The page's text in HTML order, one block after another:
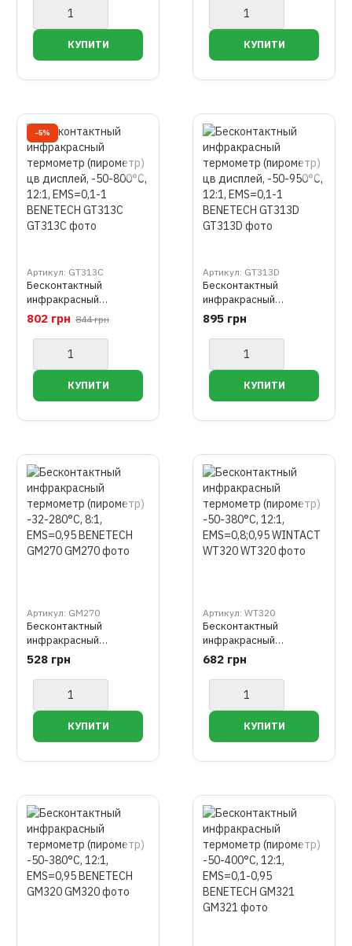
BENETECH GT313A
BENETECH GT313B
−5%
Артикул: GT313C
Бесконтактный
инфракрасный
термометр (пирометр)
цв дисплей, -50-800°C,
12:1, EMS=0,1-1
BENETECH GT313C
802 грн 844 грн
Артикул: GT313D
Бесконтактный
инфракрасный
термометр (пирометр)
цв дисплей, -50-950°C,
12:1, EMS=0,1-1
BENETECH GT313D
895 грн
Артикул: GM270
Бесконтактный
инфракрасный
термометр (пирометр)
-32-280°C, 8:1, EMS=0,95
BENETECH GM270
528 грн
Артикул: WT320
Бесконтактный
инфракрасный
термометр (пирометр)
-50-380°C, 12:1,
EMS=0,8;0,95 WINTACT
682 грн